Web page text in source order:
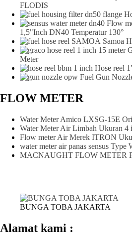
FLODIS
Flow
1,5"Inch DN40 Temperatur 130°
Samoa
Meter
Hose reel
Fuel Gun
FLOW METER
Water Meter Amico LXSG-15E
Water Meter Air Limbah Ukuran 4
Flow meter Air Merek ITRON
water meter air panas sensus
MACNAUGHT FLOW METER
BUNGA TOBA JAKARTA
Alamat kami :